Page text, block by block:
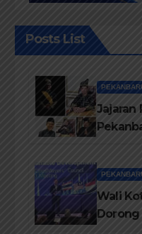
Posts List
Jajaran
Wali